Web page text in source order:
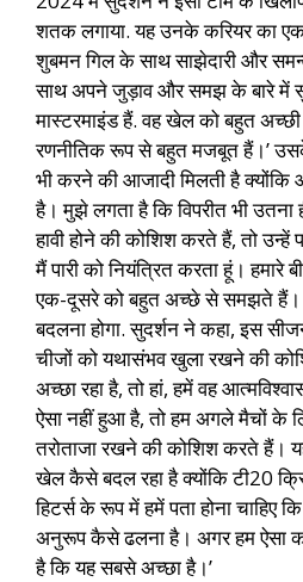
शतक लगाया. यह उनके करियर का एक
शुबमन गिल के साथ साझेदारी और
साथ अपने जुड़ाव और समझ के बारे में
मास्टरमाइंड हैं. वह खेल को बहुत
रणनीतिक रूप से बहुत मजबूत हैं।’
भी करने की आजादी मिलती है
है। मुझे लगता है कि विपरीत भी उतना
हावी होने की कोशिश करते हैं, तो उन्हें
मैं पारी को नियंत्रित करता हूं। हमारे
एक-दूसरे को बहुत अच्छे से समझते हैं।
बदलना होगा. सुदर्शन ने कहा, इस
चीजों को यथासंभव खुला रखने की
अच्छा रहा है, तो हां, हमें वह
ऐसा नहीं हुआ है, तो हम अगले मैचों के
तरोताजा रखने की कोशिश करते हैं।
खेल कैसे बदल रहा है क्योंकि टी20
हिटर्स के रूप में हमें पता होना चाहिए
अनुरूप कैसे ढलना है। अगर हम ऐसा
है कि यह सबसे अच्छा है।’